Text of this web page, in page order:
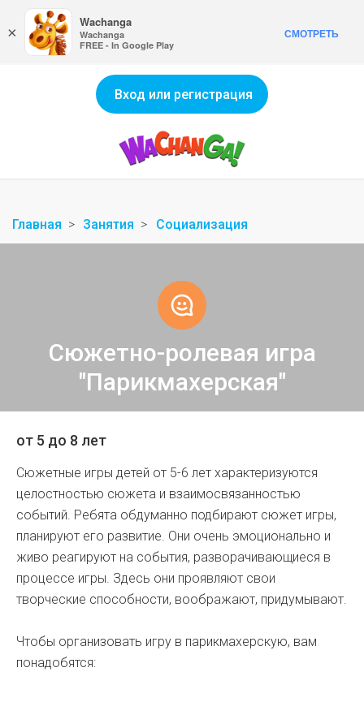
Вход или регистрация
Главная Занятия Социализация
Сюжетно-ролевая игра
"Парикмахерская"
от 5 до 8 лет
Сюжетные игры детей от 5-6 лет характеризуются
целостностью сюжета и взаимосвязанностью
событий. Ребята обдуманно подбирают сюжет игры,
планируют его развитие. Они очень эмоционально и
живо реагируют на события, разворачивающиеся в
процессе игры. Здесь они проявляют свои
творческие способности, воображают, придумывают.
Чтобы организовать игру в парикмахерскую, вам
понадобятся:
×
Wachanga
Wachanga
FREE - In Google Play
СМОТРЕТЬ